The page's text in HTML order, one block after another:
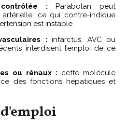
: Parabolan peut
ce qui contre-indique
est instable.
: infarctus, AVC ou
interdisent l’emploi de ce
ou rénaux : cette molécule
des fonctions hépatiques et